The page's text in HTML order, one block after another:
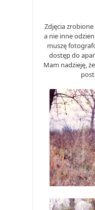
Zdjęcia
a nie inne
muszę
dostęp do
Mam nadzieję,